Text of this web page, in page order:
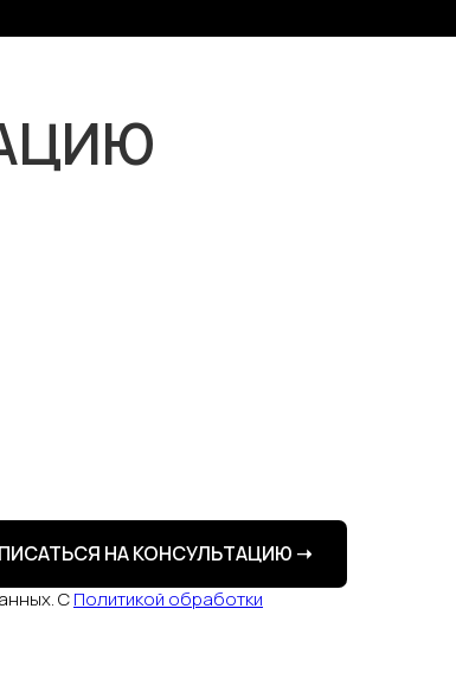
СПолитикой обработки
НА КОНСУЛЬТАЦИЮ ➝